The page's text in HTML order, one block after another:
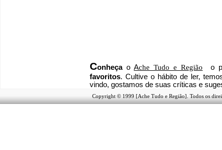
Conheçao Ache Tudo e Região o
favoritos. Cultive o hábito de ler,
vindo, gostamos de suas críticas e
Copyright © 1999 [Ache Tudo e Região]. Todos os